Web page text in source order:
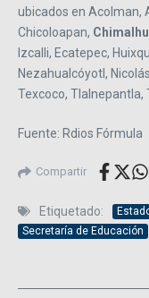
ubicados en Acolman,
Chicoloapan,
Izcalli, Ecatepec,
Nezahualcóyotl,
Texcoco, Tlalnepantla,
Fuente: Rdios Fórmula
Compartir
Etiquetado:
Secretaría de Educación